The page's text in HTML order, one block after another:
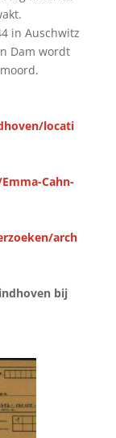
in Auschwitz
Dam wordt
locati
Cahn-
arch
bij